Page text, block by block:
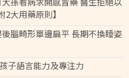
大用藥原則】
腦畸形單邊扁平 長期不換睡姿
子語言能力及專注力